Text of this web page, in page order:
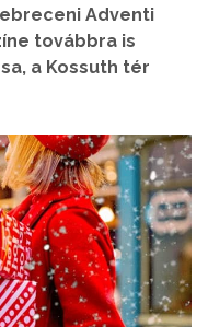
Adventi
továbbra is
a Kossuth tér